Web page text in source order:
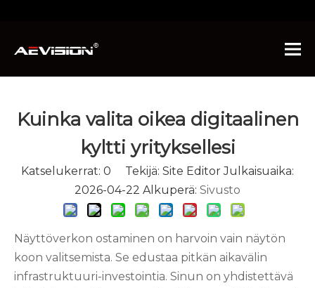
Kuinka valita oikea digitaalinen kyltti yrityksellesi
Kuinka valita oikea digitaalinen
kyltti yrityksellesi
Katselukerrat: 0 Tekijä: Site Editor Julkaisuaika:
2026-04-22 Alkuperä: Sivusto
Näyttöverkon ostaminen on harvoin vain näytön
koon valitsemista. Se edustaa pitkän aikavälin
infrastruktuuri-investointia. Sinun on yhdistettävä